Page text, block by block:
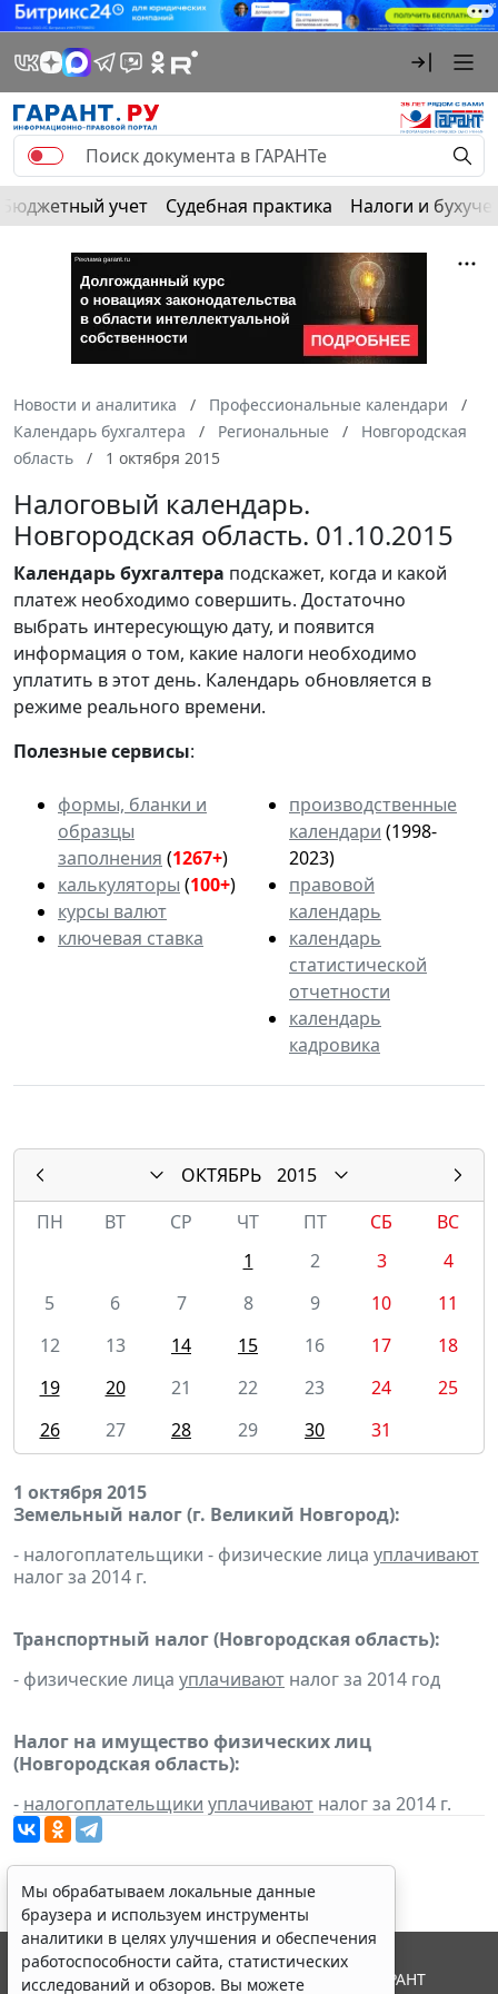
Бюджетный учет Судебная практика Налоги и
Новости и аналитика
Профессиональные календари
Календарь бухгалтера
Региональные
Новгородская
область
1 октября 2015
Налоговый календарь.
Новгородская область. 01.10.2015
Календарьбухгалтера подскажет, когда и какой
платеж необходимо совершить. Достаточно
выбрать интересующую дату, и появится
информация о том, какие налоги необходимо
уплатить в этот день. Календарь обновляется в
режиме реального времени.
Полезные сервисы:
формы, бланки и
образцы
заполнения (1267+)
калькуляторы (100+)
курсы валют
ключевая ставка
производственные
календари (1998-
2023)
правовой
календарь
календарь
статистической
отчетности
календарь
кадровика
ОКТЯБРЬ
2015
ПН
ВТ СР ЧТ ПТ СБ
ВС
1
2 3
4
5
6 7 8 9 10
11
12
13 14 15 16 17
18
19
20 21 22 23 24
25
26
27 28 29 30 31
1 октября 2015
Земельный налог (г. Великий Новгород):
- налогоплательщики - физические лица уплачивают
налог за 2014 г.
Транспортный налог (Новгородская область):
- физические лица уплачивают налог за 2014 год
Налог на имущество физических лиц
(Новгородская область):
- налогоплательщики уплачивают налог за 2014 г.
Мы обрабатываем локальные данные
браузера и используем инструменты
аналитики в целях улучшения и обеспечения
работоспособности сайта, статистических
исследований и обзоров. Вы можете
© ООО "НПП "ГАРАНТ-СЕРВИС", 2026. Система ГАРАНТ